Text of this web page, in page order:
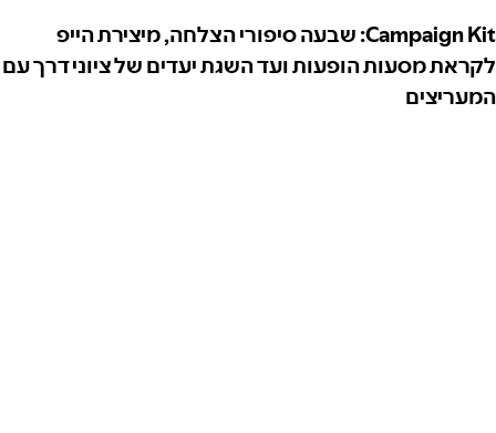
Campaign Kit: שבעה סיפורי הצלחה, מיצירת הייפ
לקראת מסעות הופעות ועד השגת יעדים של ציוני דרך עם
המעריצים